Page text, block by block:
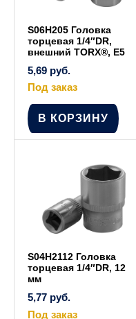
S06H205 Головка
торцевая 1/4″DR,
внешний TORX®, Е5
5,69 руб.
Под заказ
В КОРЗИНУ
S04H2112 Головка
торцевая 1/4″DR, 12
мм
5,77 руб.
Под заказ